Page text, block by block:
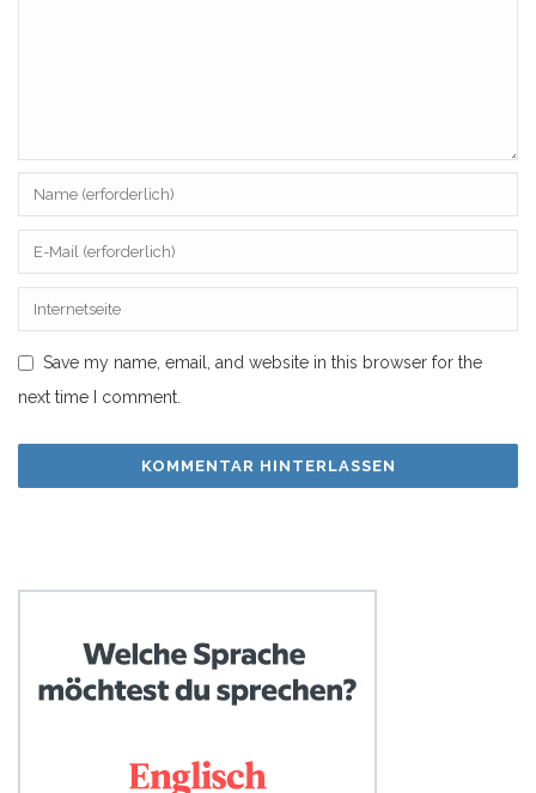
Save my name, email, and website in this browser for the
next time I comment.